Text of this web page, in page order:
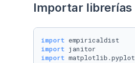
Importar librerías
import
import
import matplotlib.pyplot